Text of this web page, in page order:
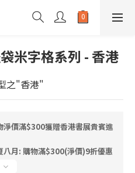
米字格系列 - 香港
之"香港"
淨價滿$300獲贈香港書展貴賓進
八月: 購物滿$300(淨價)9折優惠